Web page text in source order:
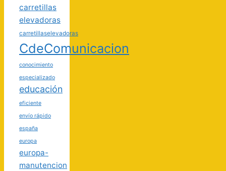
carretillas
elevadoras
carretillaselevadoras
CdeComunicacion
conocimiento
especializado
educación
eficiente
envío rápido
españa
europa
europa-
manutencion